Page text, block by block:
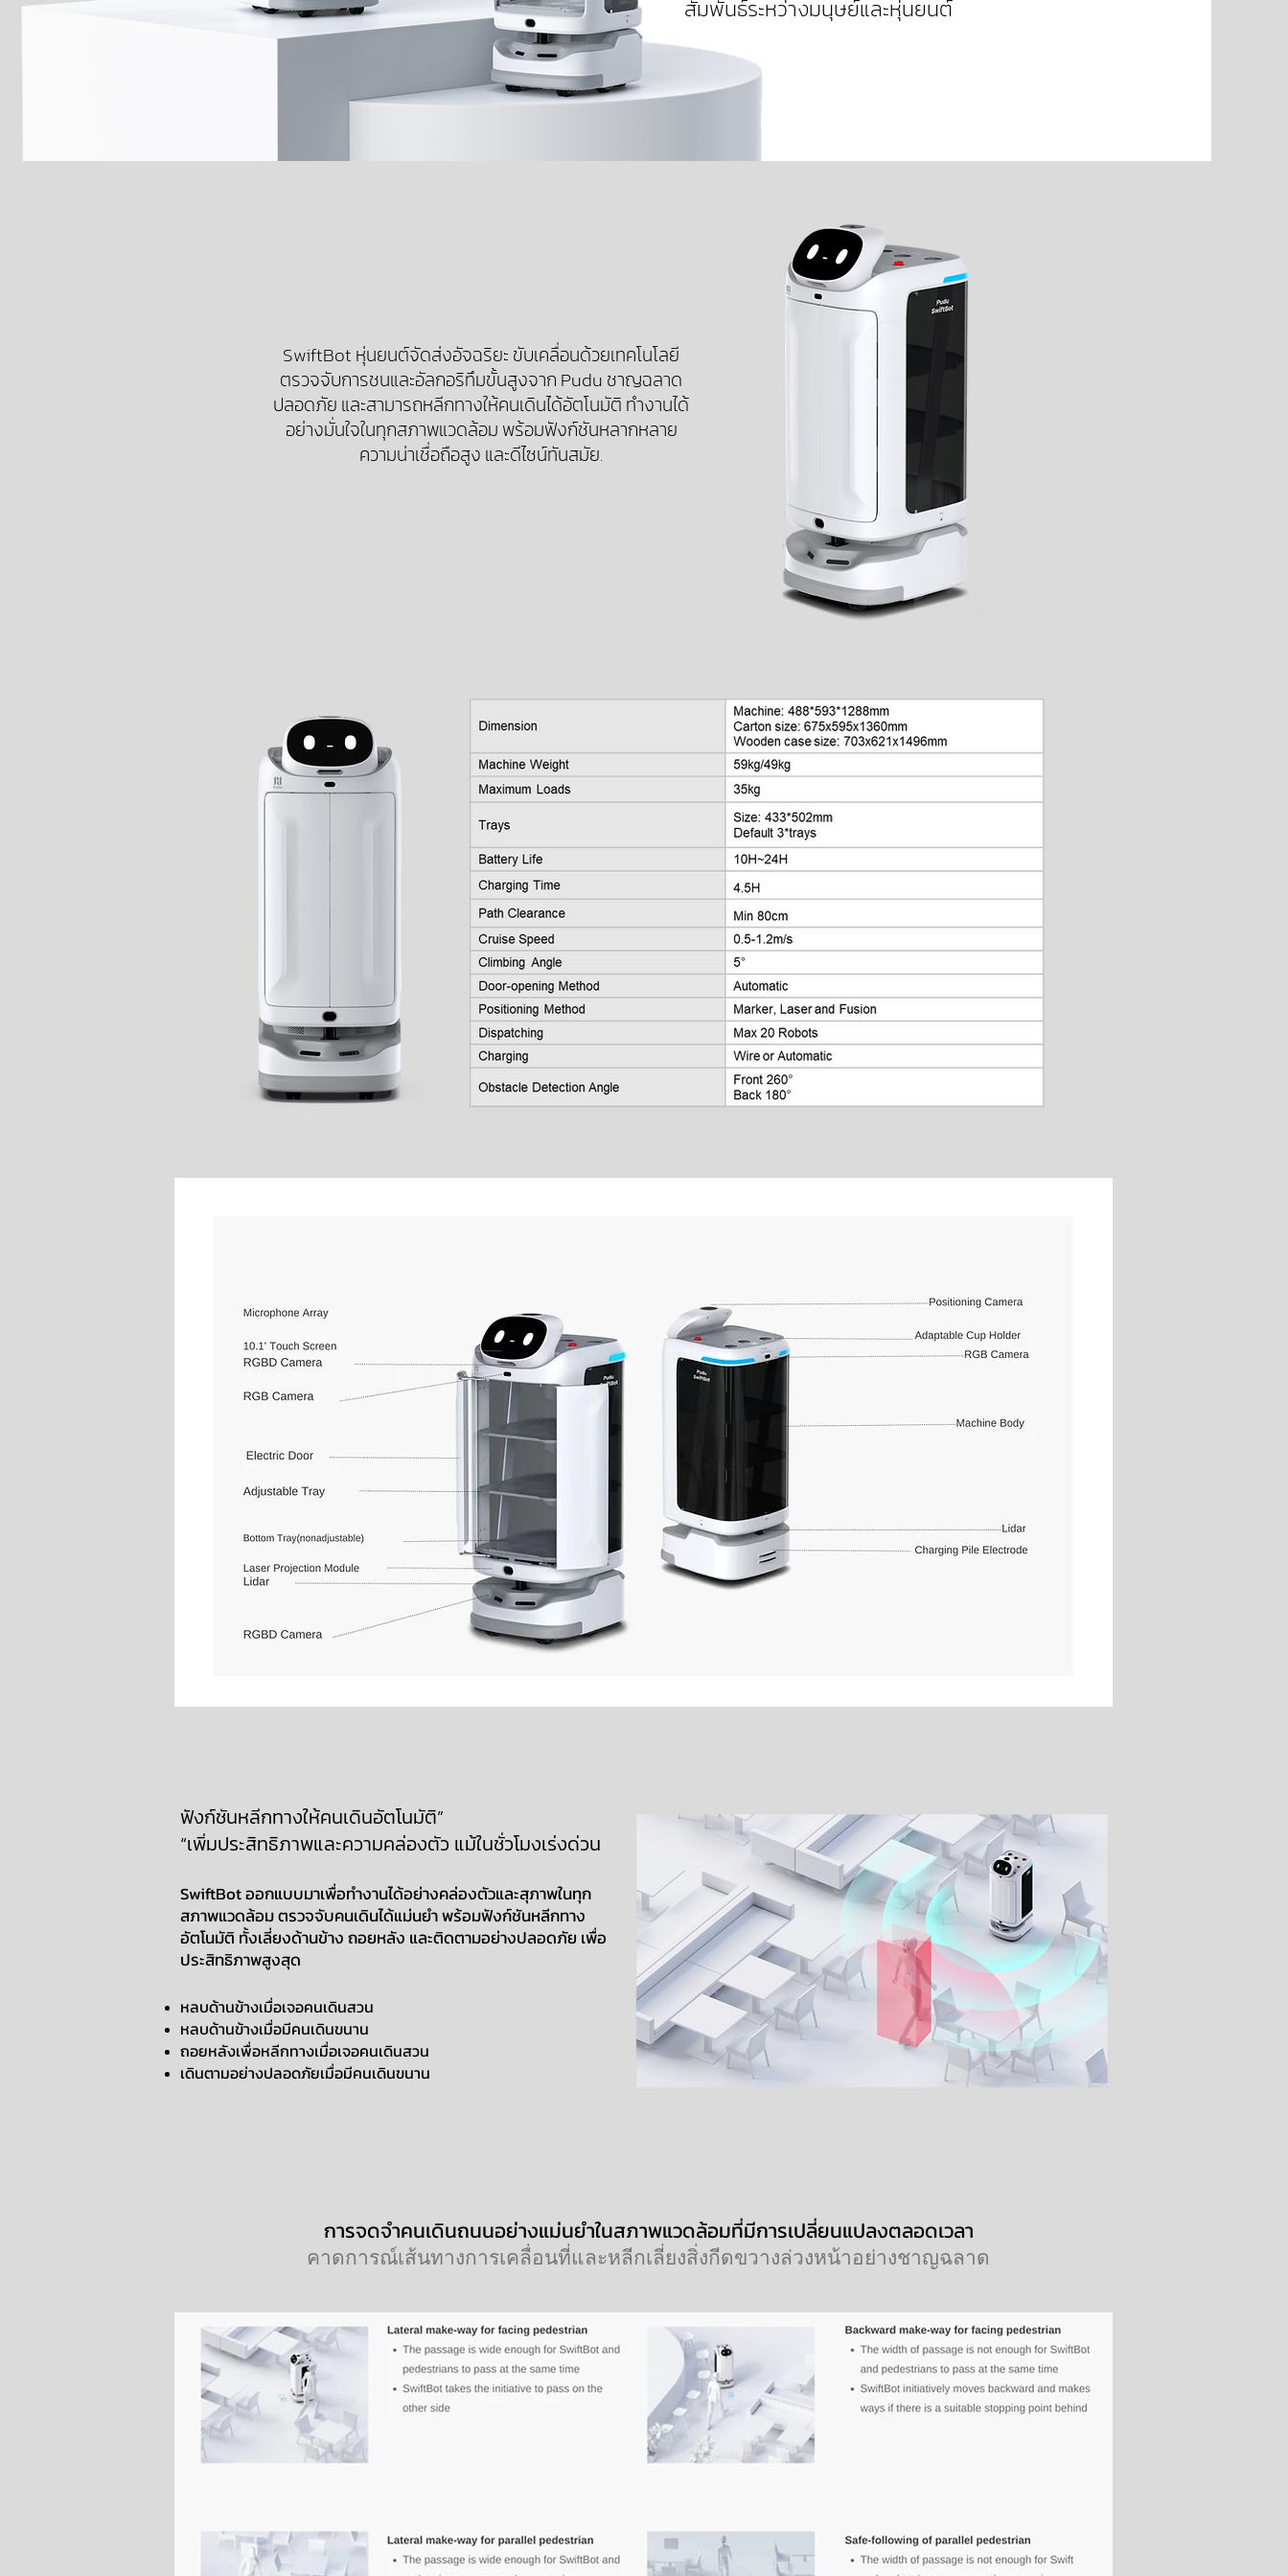
สัมพันธ์ระหว่างมนุษย์และหุ่นยนต์
SwiftBot หุ่นยนต์จัดส่งอัจฉริยะ ขับเคลื่อนด้วยเทคโนโลยี
ตรวจจับการชนและอัลกอริทึมขั้นสูงจาก Pudu ชาญฉลาด
ปลอดภัย และสามารถหลีกทางให้คนเดินได้อัตโนมัติ ทำงานได้
อย่างมั่นใจในทุกสภาพแวดล้อม พร้อมฟังก์ชันหลากหลาย
ความน่าเชื่อถือสูง และดีไซน์ทันสมัย.
SwiftBot ออกแบบมาเพื่อทำงานได้อย่างคล่องตัวและสุภาพในทุก
สภาพแวดล้อม ตรวจจับคนเดินได้แม่นยำ พร้อมฟังก์ชันหลีกทาง
อัตโนมัติ ทั้งเลี่ยงด้านข้าง ถอยหลัง และติดตามอย่างปลอดภัย เพื่อ
ประสิทธิภาพสูงสุด
หลบด้านข้างเมื่อเจอคนเดินสวน
หลบด้านข้างเมื่อมีคนเดินขนาน
ถอยหลังเพื่อหลีกทางเมื่อเจอคนเดินสวน
เดินตามอย่างปลอดภัยเมื่อมีคนเดินขนาน
ฟังก์ชันหลีกทางให้คนเดินอัตโนมัติ”
“เพิ่มประสิทธิภาพและความคล่องตัว แม้ในชั่วโมงเร่งด่วน
การจดจำคนเดินถนนอย่างแม่นยำในสภาพแวดล้อมที่มีการเปลี่ยนแปลงตลอดเวลา
คาดการณ์เส้นทางการเคลื่อนที่และหลีกเลี่ยงสิ่งกีดขวางล่วงหน้าอย่างชาญฉลาด